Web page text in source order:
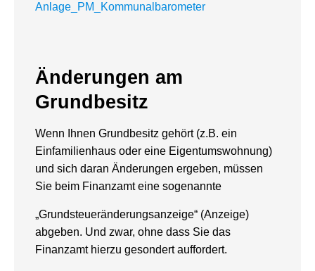
Anlage_PM_Kommunalbarometer
Änderungen am
Grundbesitz
Wenn Ihnen Grundbesitz gehört (z.B. ein
Einfamilienhaus oder eine Eigentumswohnung)
und sich daran Änderungen ergeben, müssen
Sie beim Finanzamt eine sogenannte
„Grundsteueränderungsanzeige“ (Anzeige)
abgeben. Und zwar, ohne dass Sie das
Finanzamt hierzu gesondert auffordert.